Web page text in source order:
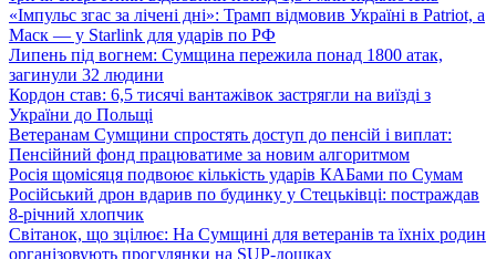
«Імпульс згас за лічені дні»: Трамп відмовив Україні в Patriot, а
Маск — у Starlink для ударів по РФ
Липень під вогнем: Сумщина пережила понад 1800 атак,
загинули 32 людини
Кордон став: 6,5 тисячі вантажівок застрягли на виїзді з
України до Польщі
Ветеранам Сумщини спростять доступ до пенсій і виплат:
Пенсійний фонд працюватиме за новим алгоритмом
Росія щомісяця подвоює кількість ударів КАБами по Сумам
Російський дрон вдарив по будинку у Стецьківці: постраждав
8-річний хлопчик
Світанок, що зцілює: На Сумщині для ветеранів та їхніх родин
організовують прогулянки на SUP-дошках